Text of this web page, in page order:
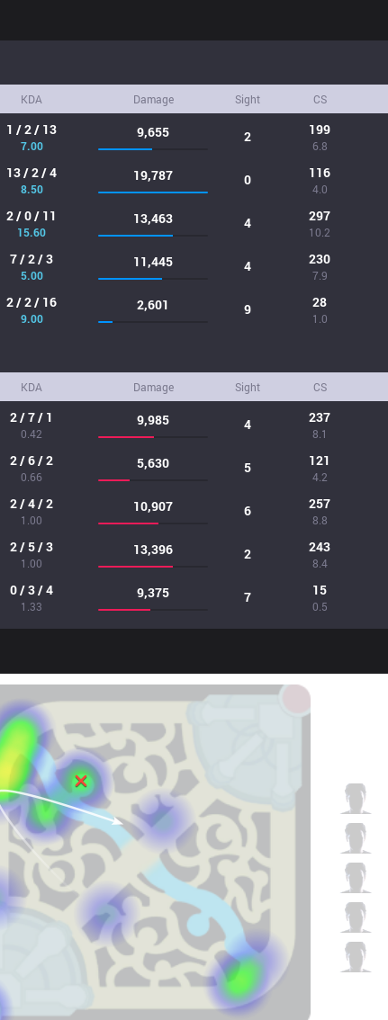
KDA Damage Sight CS
1 / 2 / 13
7.00
9,655 2 199
6.8
13 / 2 / 4
8.50
19,787 0 116
4.0
2 / 0 / 11
15.60
13,463 4 297
10.2
7 / 2 / 3
5.00
11,445 4 230
7.9
2 / 2 / 16
9.00
2,601 9 28
1.0
KDA Damage Sight CS
2 / 7 / 1
0.42
9,985 4 237
8.1
2 / 6 / 2
0.66
5,630 5 121
4.2
2 / 4 / 2
1.00
10,907 6 257
8.8
2 / 5 / 3
1.00
13,396 2 243
8.4
0 / 3 / 4
1.33
9,375 7 15
0.5